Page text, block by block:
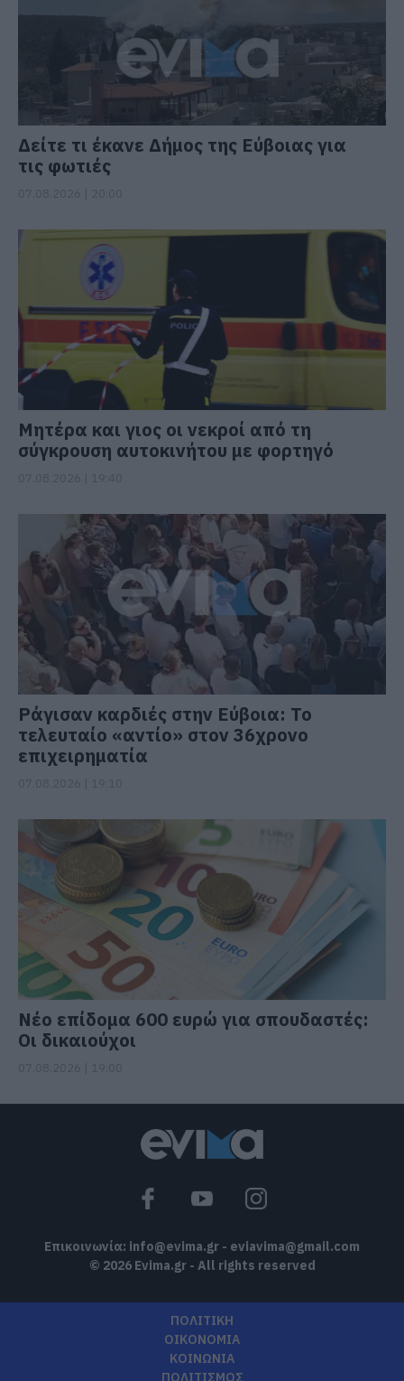
Δείτε τι έκανε Δήμος της Εύβοιας για
τις φωτιές
Μητέρα και γιος οι νεκροί από τη
σύγκρουση αυτοκινήτου με φορτηγό
Ράγισαν καρδιές στην Εύβοια: Το
τελευταίο «αντίο» στον 36χρονο
επιχειρηματία
Νέο επίδομα 600 ευρώ για σπουδαστές:
Οι δικαιούχοι
Επικοινωνία: info@evima.gr - eviavima@gmail.com
© 2026 Evima.gr - All rights reserved
ΠΟΛΙΤΙΚΗ
ΟΙΚΟΝΟΜΙΑ
ΚΟΙΝΩΝΙΑ
ΠΟΛΙΤΙΣΜΟΣ